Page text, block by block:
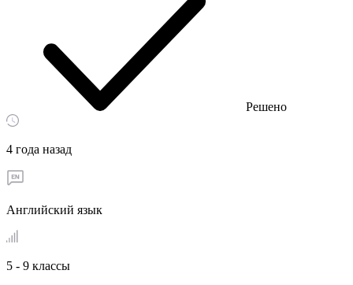
Решено
4 года назад
Английский язык
5 - 9 классы